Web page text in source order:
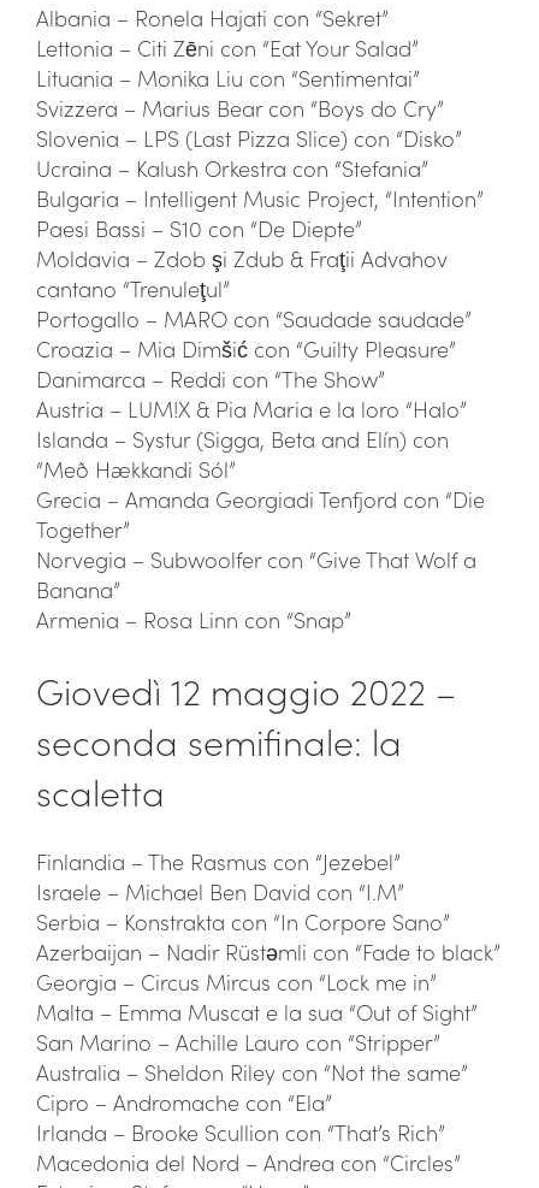
Albania – Ronela Hajati con “Sekret”
Lettonia – Citi Zēni con “Eat Your Salad”
Lituania – Monika Liu con “Sentimentai”
Svizzera – Marius Bear con “Boys do Cry”
Slovenia – LPS (Last Pizza Slice) con “Disko”
Ucraina – Kalush Orkestra con “Stefania”
Bulgaria – Intelligent Music Project, “Intention”
Paesi Bassi – S10 con “De Diepte”
Moldavia – Zdob şi Zdub & Fraţii Advahov
cantano “Trenuleţul”
Portogallo – MARO con “Saudade saudade”
Croazia – Mia Dimšić con “Guilty Pleasure”
Danimarca – Reddi con “The Show”
Austria – LUM!X & Pia Maria e la loro “Halo”
Islanda – Systur (Sigga, Beta and Elín) con
“Með Hækkandi Sól”
Grecia – Amanda Georgiadi Tenfjord con “Die
Together”
Norvegia – Subwoolfer con “Give That Wolf a
Banana”
Armenia – Rosa Linn con “Snap”
Giovedì 12 maggio 2022 –
seconda semifinale: la
scaletta
Finlandia – The Rasmus con “Jezebel”
Israele – Michael Ben David con “I.M”
Serbia – Konstrakta con “In Corpore Sano”
Azerbaijan – Nadir Rüstəmli con “Fade to black”
Georgia – Circus Mircus con “Lock me in”
Malta – Emma Muscat e la sua “Out of Sight”
San Marino – Achille Lauro con “Stripper”
Australia – Sheldon Riley con “Not the same”
Cipro – Andromache con “Ela”
Irlanda – Brooke Scullion con “That’s Rich”
Macedonia del Nord – Andrea con “Circles”